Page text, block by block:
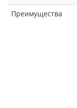
Преимущества